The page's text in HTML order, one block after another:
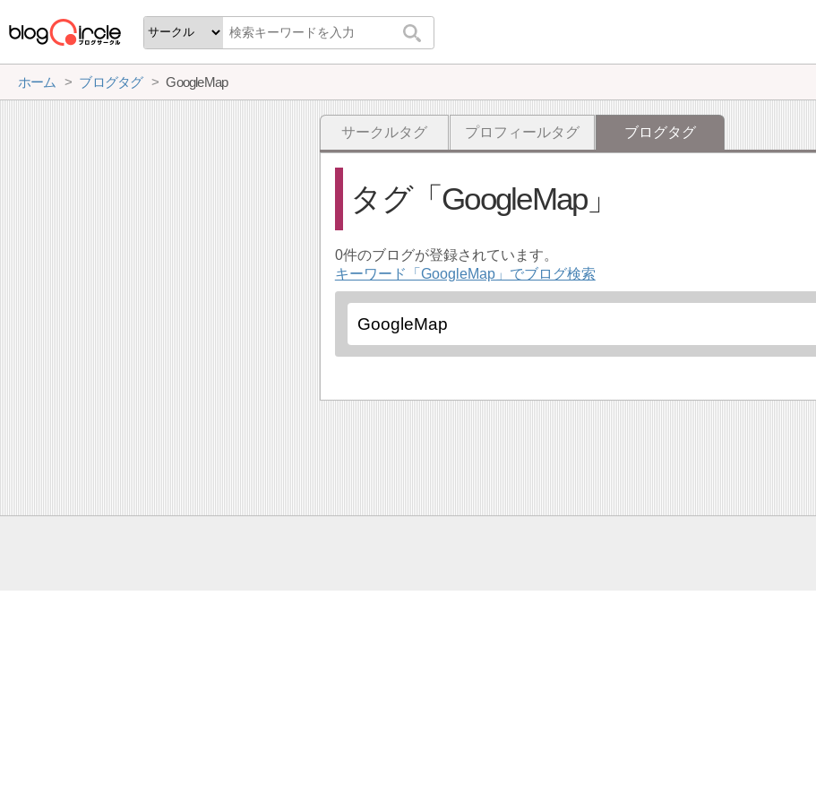
ホーム ブログタグ GoogleMap
サークルタグ プロフィールタグ ブログタグ
タグ GoogleMap
0件のブログが登録されています。
キーワード「GoogleMap」でブログ検索